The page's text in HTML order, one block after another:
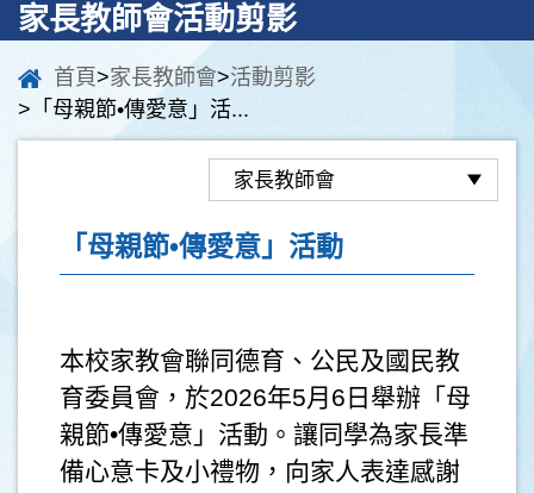
家長教師會活動剪影
首頁>家長教師會>活動剪影
>「母親節•傳愛意」活...
「母親節•傳愛意」活動
本校家教會聯同德育、公民及國民教
育委員會，於2026年5月6日舉辦「母
親節•傳愛意」活動。讓同學為家長準
備心意卡及小禮物，向家人表達感謝